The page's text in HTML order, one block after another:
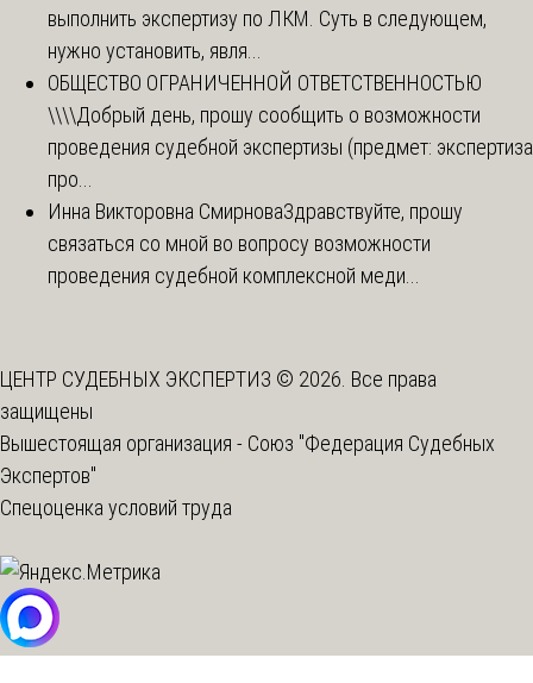
выполнить экспертизу по ЛКМ. Суть в следующем,
нужно установить, явля...
ОБЩЕСТВО ОГРАНИЧЕННОЙ ОТВЕТСТВЕННОСТЬЮ
\\\\Добрый день, прошу сообщить о возможности
проведения судебной экспертизы (предмет: экспертиза
про...
Инна Викторовна СмирноваЗдравствуйте, прошу
связаться со мной во вопросу возможности
проведения судебной комплексной меди...
ЦЕНТР СУДЕБНЫХ ЭКСПЕРТИЗ © 2026. Все права
защищены
Вышестоящая организация - Союз "Федерация Судебных
Экспертов"
Спецоценка условий труда